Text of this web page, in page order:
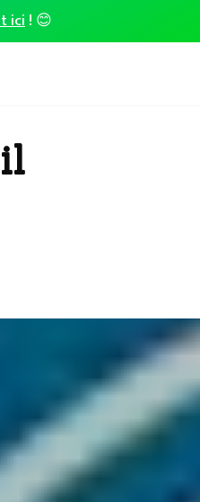
ici! 😊